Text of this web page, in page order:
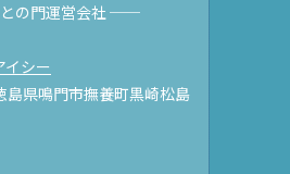
の門運営会社 ──
イシー
県鳴門市撫養町黒崎松島